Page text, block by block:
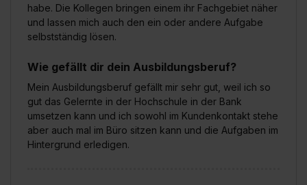
habe. Die Kollegen bringen einem ihr Fachgebiet näher
und lassen mich auch den ein oder andere Aufgabe
selbstständig lösen.
Wie gefällt dir dein Ausbildungsberuf?
Mein Ausbildungsberuf gefällt mir sehr gut, weil ich so
gut das Gelernte in der Hochschule in der Bank
umsetzen kann und ich sowohl im Kundenkontakt stehe
aber auch mal im Büro sitzen kann und die Aufgaben im
Hintergrund erledigen.